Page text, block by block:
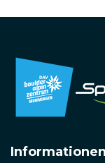
Informationen